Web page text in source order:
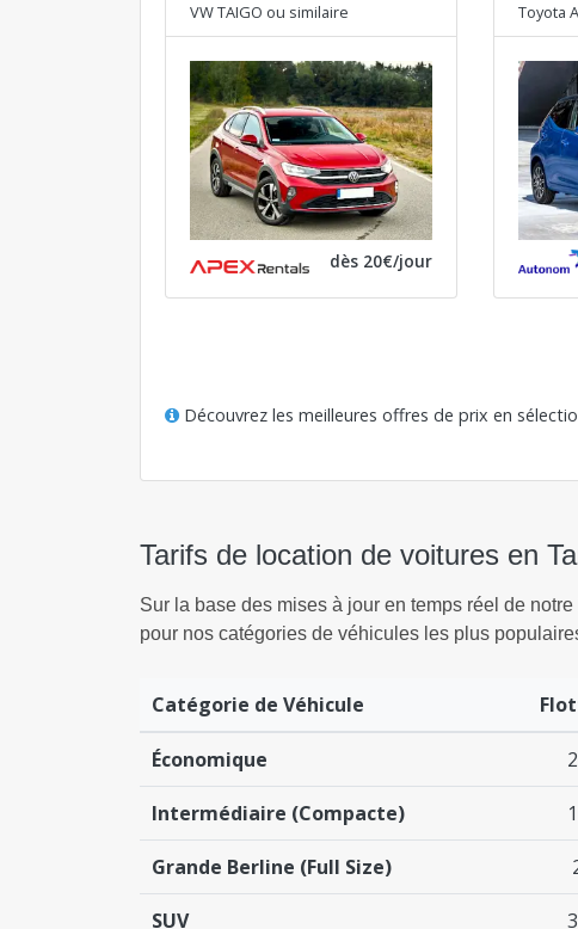
VW TAIGO ou similaire
dès 20€/jour
Toyota
Découvrez les meilleures offres de prix en
Tarifs de location de voitures en
Sur la base des mises à jour en temps réel de
pour nos catégories de véhicules les plus
Catégorie de Véhicule
Économique
Intermédiaire (Compacte)
Grande Berline (Full Size)
SUV